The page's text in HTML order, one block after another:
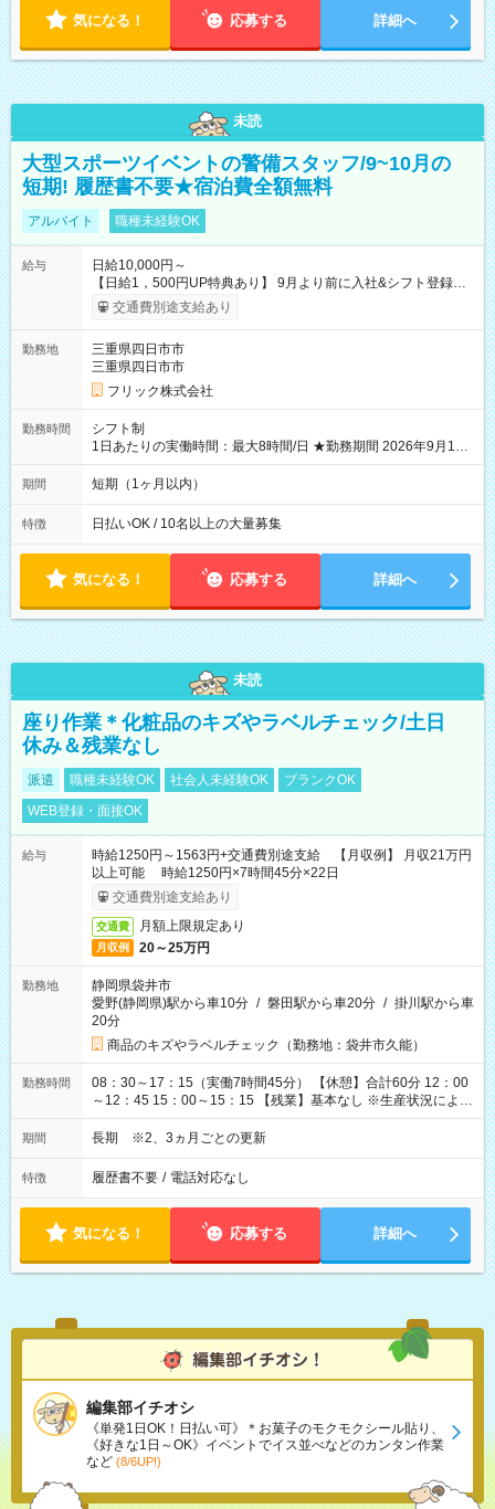
気になる！ 応募する 詳細へ
未読
大型スポーツイベントの警備スタッフ/9~10月の
短期! 履歴書不要★宿泊費全額無料
アルバイト 職種未経験OK
給与
日給10,000円～
【日給1，500円UP特典あり】 9月より前に入社&シフト登録す
ると 期間中(9/16~10/23) の日給がUP! 日給1万1500円でしっか
り稼げます♪ 【試用期間】試用期間なし
交通費別途支給あり
勤務地
三重県四日市市
三重県四日市市
フリック株式会社
勤務時間
シフト制
1日あたりの実働時間：最大8時間/日 ★勤務期間 2026年9月16
日~2026年10月23日 短期勤務OK! 期間中フル勤務できる方優遇
※週3~5日勤務(勤務日数応相談) ※期間前から勤務スタートも可
り ※夜勤シフトあり
期間 短期（1ヶ月以内）
特徴 日払いOK / 10名以上の大量募集
気になる！ 応募する 詳細へ
未読
座り作業＊化粧品のキズやラベルチェック/土日
休み＆残業なし
派遣 職種未経験OK 社会人未経験OK
ブランクOK
WEB登録・面接OK
給与
時給1250円～1563円+交通費別途支給 【月収例】 月収21万円
以上可能 時給1250円×7時間45分×22日
交通費別途支給あり
交通費 月額上限規定あり
月収例 20～25万円
勤務地
静岡県袋井市
愛野(静岡県)駅から車10分 / 磐田駅から車20分 / 掛川駅から車
20分
商品のキズやラベルチェック（勤務地：袋井市久能）
勤務時間
08：30～17：15（実働7時間45分） 【休憩】合計60分 12：00
～12：45 15：00～15：15 【残業】基本なし ※生産状況によ
り、1日1時間程度発生する可能性あり
期間 長期 ※2、3ヵ月ごとの更新
特徴 履歴書不要 / 電話対応なし
気になる！ 応募する 詳細へ
編集部イチオシ
《単発1日OK！日払い可》＊お菓子のモクモクシール貼り、
《好きな1日～OK》イベントでイス並べなどのカンタン作業
など (8/6UP!)